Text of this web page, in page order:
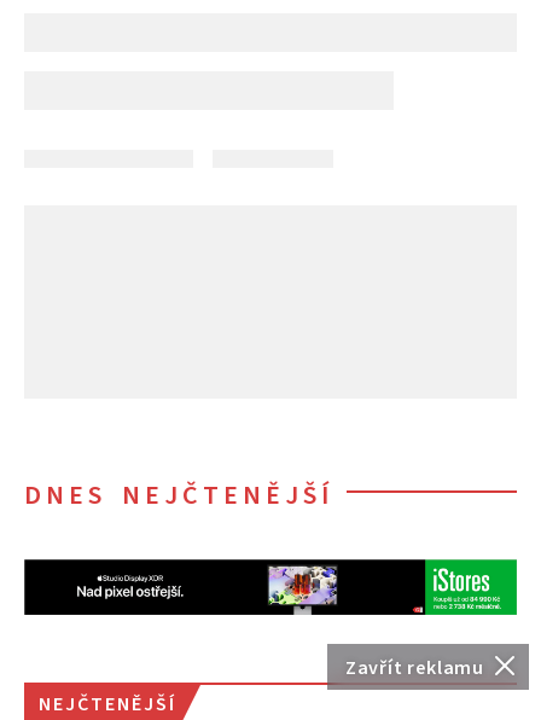
Zavřít reklamu
DNES NEJČTENĚJŠÍ
NEJČTENĚJŠÍ